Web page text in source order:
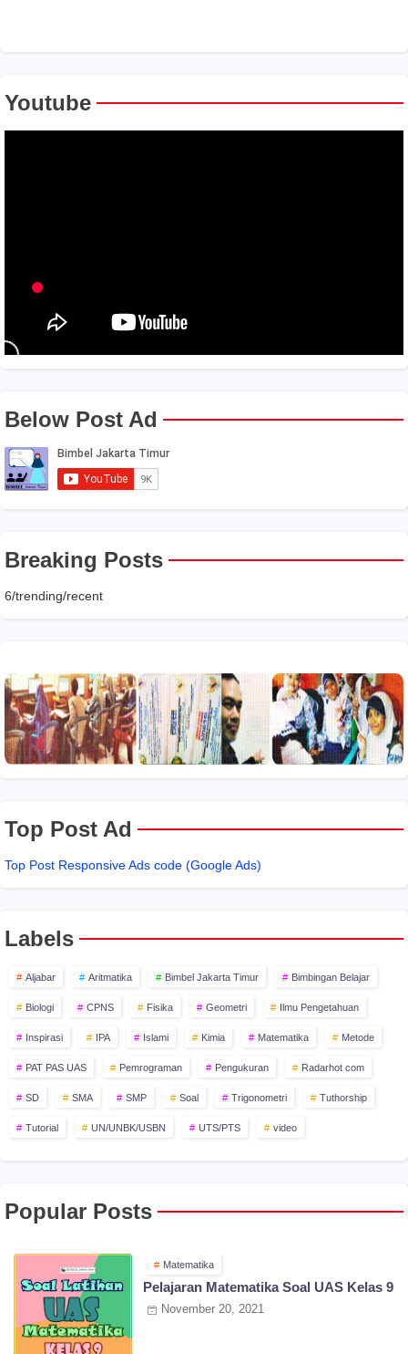
Youtube
Below Post Ad
Breaking Posts
6/trending/recent
Top Post Ad
Top Post Responsive Ads code (Google Ads)
Labels
Aljabar Aritmatika Bimbel Jakarta Timur Bimbingan Belajar
Biologi CPNS Fisika Geometri Ilmu Pengetahuan
Inspirasi IPA Islami Kimia Matematika Metode
PAT PAS UAS Pemrograman Pengukuran Radarhot com
SD SMA SMP Soal Trigonometri Tuthorship
Tutorial UN/UNBK/USBN UTS/PTS video
Popular Posts
Matematika
Pelajaran Matematika Soal UAS Kelas 9
November 20, 2021